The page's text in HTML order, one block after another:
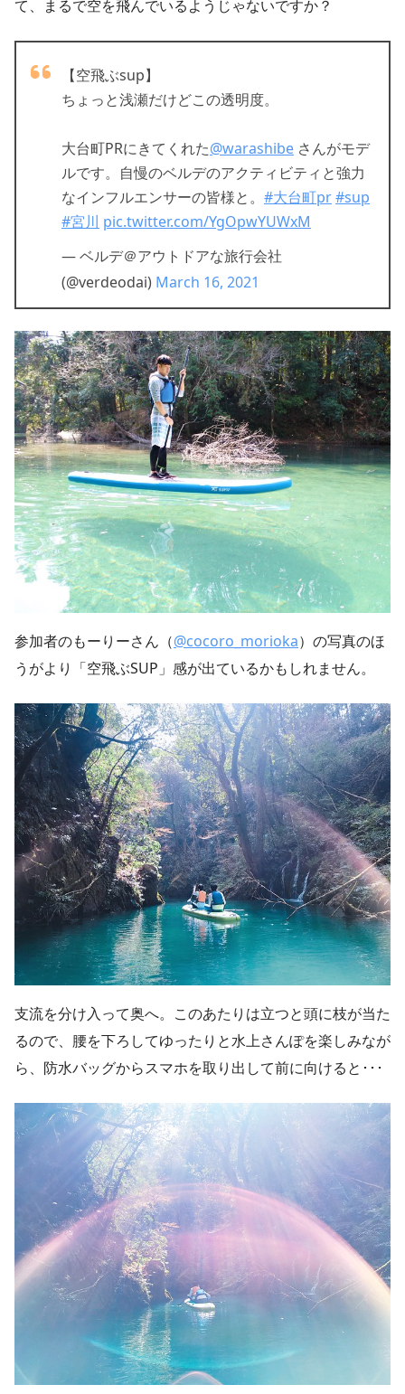
て、まるで空を飛んでいるようじゃないですか？
【空飛ぶsup】
ちょっと浅瀬だけどこの透明度。
大台町PRにきてくれた@warashibe さんがモデ
ルです。自慢のベルデのアクティビティと強力
なインフルエンサーの皆様と。 #大台町pr#sup
#宮川 pic.twitter.com/YgOpwYUWxM
— ベルデ＠アウトドアな旅行会社
(@verdeodai) March 16, 2021
参加者のもーりーさん（@cocoro_morioka）の写真のほ
うがより「空飛ぶSUP」感が出ているかもしれません。
支流を分け入って奥へ。このあたりは立つと頭に枝が当た
るので、腰を下ろしてゆったりと水上さんぽを楽しみなが
ら、防水バッグからスマホを取り出して前に向けると･･･